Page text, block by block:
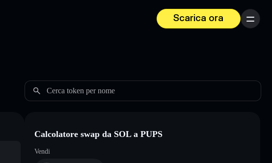
Scarica ora
Menu
Cerca token per nome
Calcolatore swap da SOL a PUPS
Vendi